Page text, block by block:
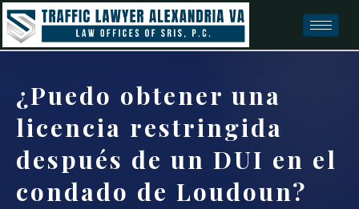
¿Puedo obtener una
licencia restringida
después de un DUI en el
condado de Loudoun?